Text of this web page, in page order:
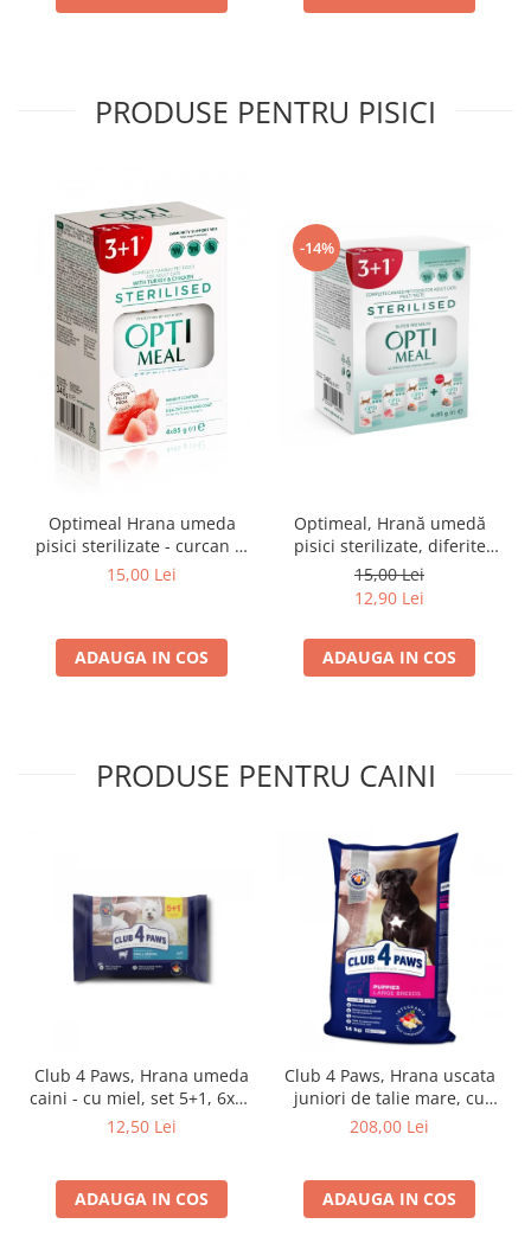
PRODUSE PENTRU PISICI
Optimeal Hrana umeda
pisici sterilizate - curcan si
pui in sos, set 3+1,
15,00 Lei
ADAUGA IN COS
-14%
Optimeal, Hrană umedă
pisici sterilizate, diferite
arome, (3+1), 0.34kg
15,00 Lei
12,90 Lei
ADAUGA IN COS
PRODUSE PENTRU CAINI
Club 4 Paws, Hrana umeda
caini - cu miel, set 5+1, 6x80
g
12,50 Lei
ADAUGA IN COS
Club 4 Paws, Hrana uscata
juniori de talie mare, cu
pui, 14kg
208,00 Lei
ADAUGA IN COS